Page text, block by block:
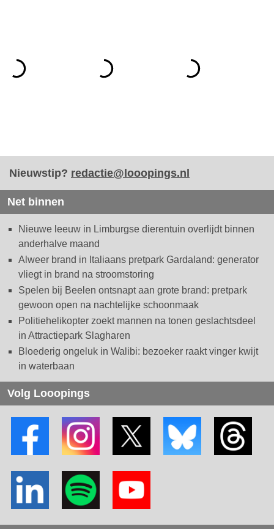
Nieuwstip? redactie@looopings.nl
Net binnen
Nieuwe leeuw in Limburgse dierentuin overlijdt binnen
anderhalve maand
Alweer brand in Italiaans pretpark Gardaland: generator
vliegt in brand na stroomstoring
Spelen bij Beelen ontsnapt aan grote brand: pretpark
gewoon open na nachtelijke schoonmaak
Politiehelikopter zoekt mannen na tonen geslachtsdeel
in Attractiepark Slagharen
Bloederig ongeluk in Walibi: bezoeker raakt vinger kwijt
in waterbaan
Volg Looopings